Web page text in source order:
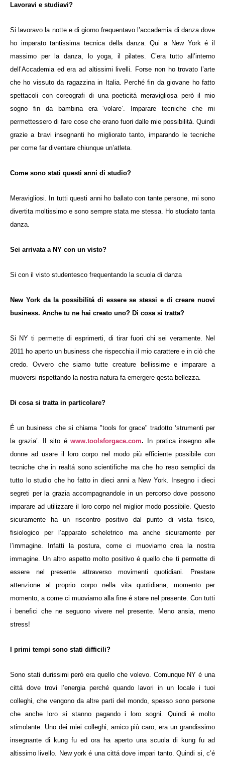
Lavoravi e studiavi?
Si lavoravo la notte e di giorno frequentavo l’accademia di danza dove
ho imparato tantissima tecnica della danza. Qui a New York é il
massimo per la danza, lo yoga, il pilates. C’era tutto all’interno
dell’Accademia ed era ad altissimi livelli. Forse non ho trovato l’arte
che ho vissuto da ragazzina in Italia. Perché fin da giovane ho fatto
spettacoli con coreografi di una poeticitá meravigliosa però il mio
sogno fin da bambina era ‘volare’. Imparare tecniche che mi
permettessero di fare cose che erano fuori dalle mie possibilitá. Quindi
grazie a bravi insegnanti ho migliorato tanto, imparando le tecniche
per come far diventare chiunque un’atleta.
Come sono stati questi anni di studio?
Meravigliosi. In tutti questi anni ho ballato con tante persone, mi sono
divertita moltissimo e sono sempre stata me stessa. Ho studiato tanta
danza.
Sei arrivata a NY con un visto?
Si con il visto studentesco frequentando la scuola di danza
New York da la possibilitá di essere se stessi e di creare nuovi
business. Anche tu ne hai creato uno? Di cosa si tratta?
Si NY ti permette di esprimerti, di tirar fuori chi sei veramente. Nel
2011 ho aperto un business che rispecchia il mio carattere e in ciò che
credo. Ovvero che siamo tutte creature bellissime e imparare a
muoversi rispettando la nostra natura fa emergere qesta bellezza.
Di cosa si tratta in particolare?
É un business che si chiama "tools for grace" tradotto ‘strumenti per
la grazia’. Il sito éwww.toolsforgace.com. In pratica insegno alle
donne ad usare il loro corpo nel modo più efficiente possibile con
tecniche che in realtá sono scientifiche ma che ho reso semplici da
tutto lo studio che ho fatto in dieci anni a New York. Insegno i dieci
segreti per la grazia accompagnandole in un percorso dove possono
imparare ad utilizzare il loro corpo nel miglior modo possibile. Questo
sicuramente ha un riscontro positivo dal punto di vista fisico,
fisiologico per l’apparato scheletrico ma anche sicuramente per
l’immagine. Infatti la postura, come ci muoviamo crea la nostra
immagine. Un altro aspetto molto positivo é quello che ti permette di
essere nel presente attraverso movimenti quotidiani. Prestare
attenzione al proprio corpo nella vita quotidiana, momento per
momento, a come ci muoviamo alla fine é stare nel presente. Con tutti
i benefici che ne seguono vivere nel presente. Meno ansia, meno
stress!
I primi tempi sono stati difficili?
Sono stati durissimi però era quello che volevo. Comunque NY é una
cittá dove trovi l’energia perché quando lavori in un locale i tuoi
colleghi, che vengono da altre parti del mondo, spesso sono persone
che anche loro si stanno pagando i loro sogni. Quindi é molto
stimolante. Uno dei miei colleghi, amico più caro, era un grandissimo
insegnante di kung fu ed ora ha aperto una scuola di kung fu ad
altissimo livello. New york é una cittá dove impari tanto. Quindi si, c’é